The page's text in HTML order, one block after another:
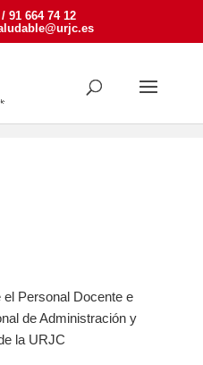
91 664 74 12
Personal Docente e
de Administración y
la URJC